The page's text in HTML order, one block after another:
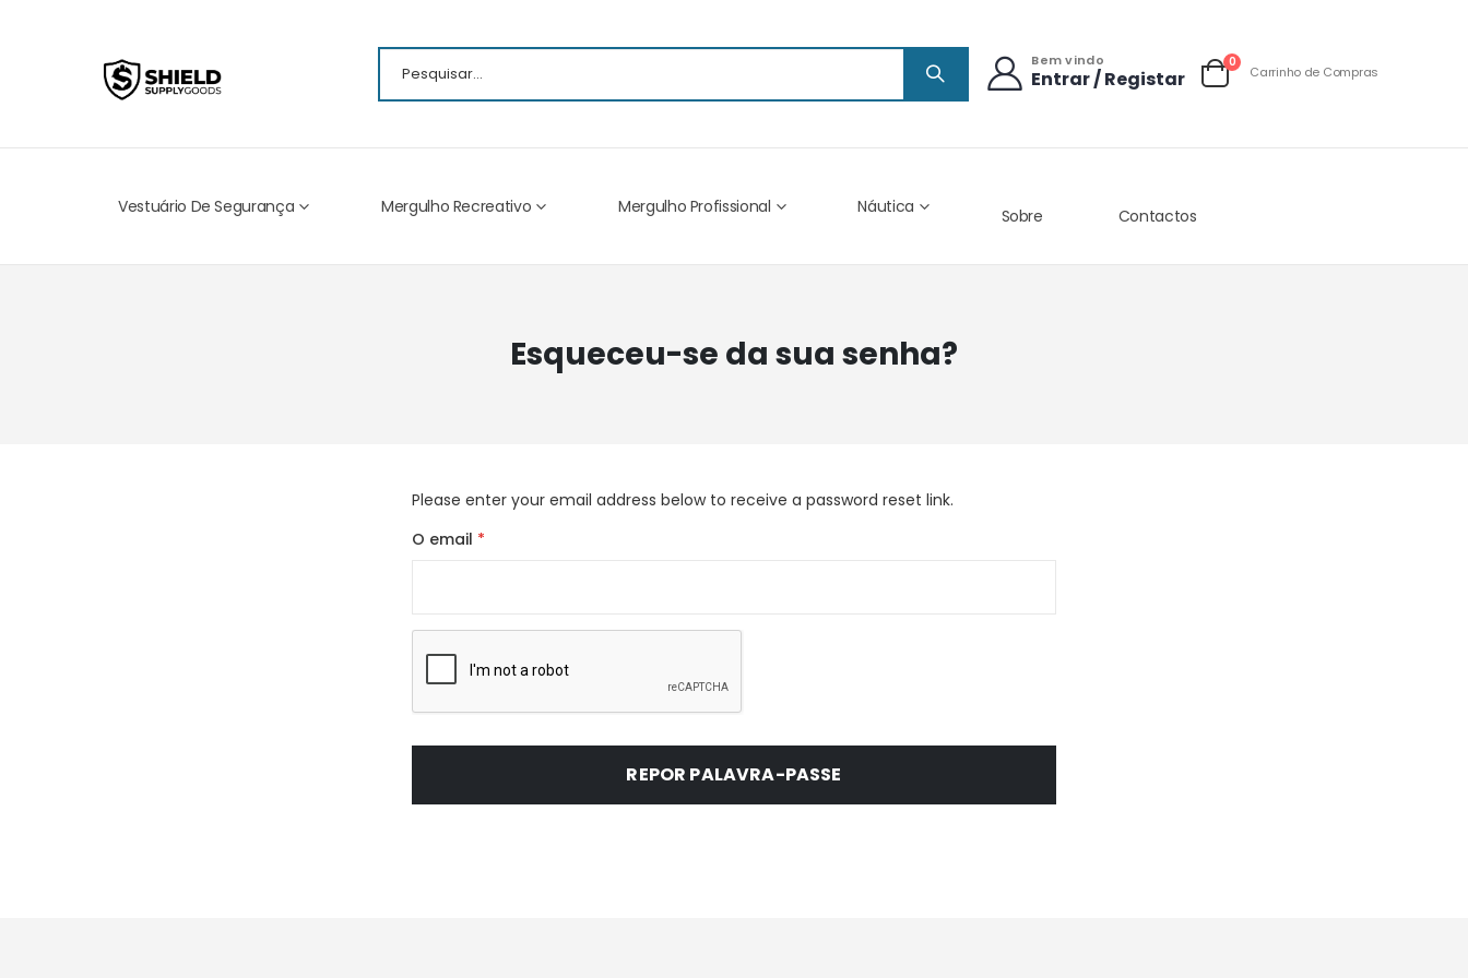
Bem vindo
Entrar / Registar Carrinho
0items
Carrinho de Compras
Vestuário De Segurança Mergulho Recreativo Mergulho Profissional Náutica Sobre Contactos
Esqueceu-se da sua senha?
Please enter your email address below to receive a password reset link.
O email
REPOR PALAVRA-PASSE